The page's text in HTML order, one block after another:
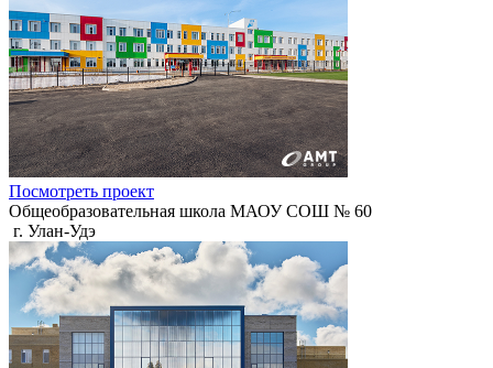
Посмотреть проект
Общеобразовательная школа МАОУ СОШ № 60
г. Улан-Удэ